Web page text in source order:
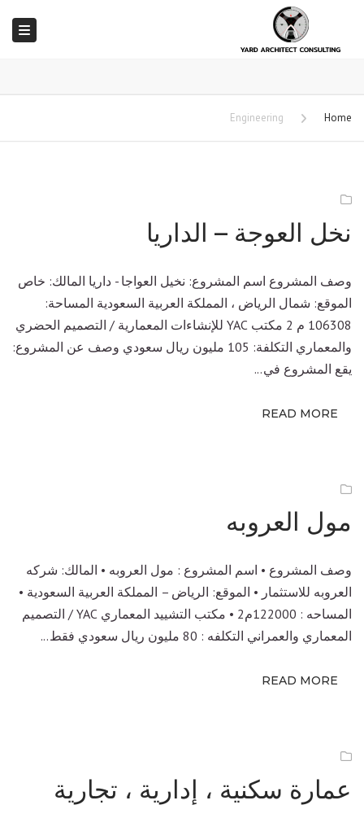
Home
Engineering
نخل العوجة – الداريا
وصف المشروع اسم المشروع: نخيل العواجا - داريا المالك: خاص
الموقع: شمال الرياض ، المملكة العربية السعودية المساحة:
106308 م 2 مكتب YAC للإنشاءات المعمارية / التصميم الحضري
والمعماري التكلفة: 105 مليون ريال سعودي وصف عن المشروع:
يقع المشروع في...
READ MORE
مول العروبه
وصف المشروع • اسم المشروع : مول العروبه • المالك: شركه
العروبه للاستثمار • الموقع: الرياض – المملكة العربية السعودية •
المساحه : 122000م2 • مكتب التشييد المعماري YAC / التصميم
المعماري والعمراني التكلفه : 80 مليون ريال سعودي فقط...
READ MORE
عمارة سكنية ، إدارية ، تجارية